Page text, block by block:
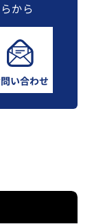
から